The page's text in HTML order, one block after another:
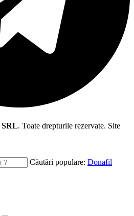
SRL. Toate drepturile rezervate. Site
Căutări populare: Donafil